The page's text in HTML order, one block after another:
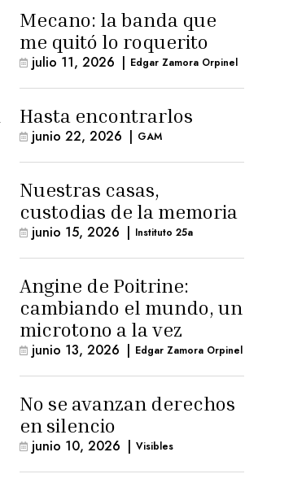
domiciliario
Mecano: la banda que
me quitó lo roquerito
julio 11, 2026 | Edgar Zamora Orpinel
Hasta encontrarlos
junio 22, 2026 | GAM
Nuestras casas,
custodias de la memoria
junio 15, 2026 | Instituto 25a
Angine de Poitrine:
cambiando el mundo, un
microtono a la vez
junio 13, 2026 | Edgar Zamora Orpinel
No se avanzan derechos
en silencio
junio 10, 2026 | Visibles